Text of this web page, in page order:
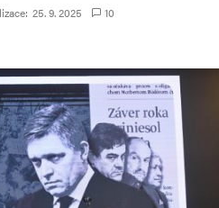
25. 9. 2025
10